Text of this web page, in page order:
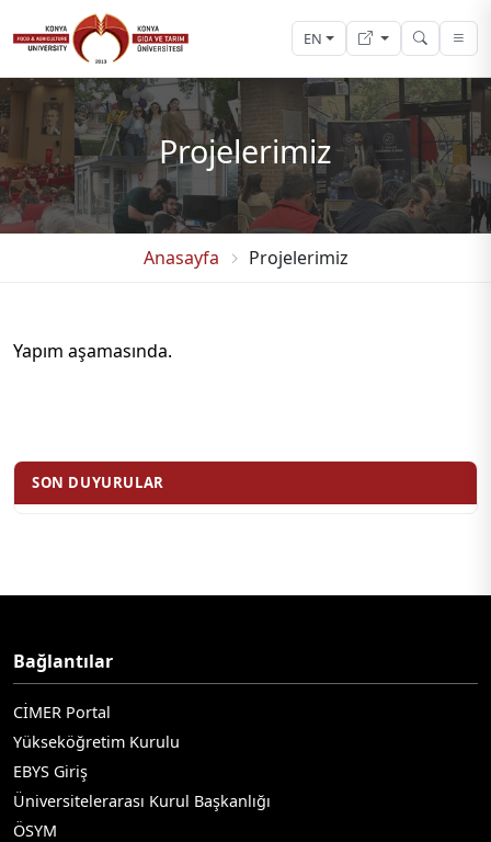
EN
Projelerimiz
Anasayfa Projelerimiz
Yapım aşamasında.
SON DUYURULAR
Bağlantılar
CİMER Portal
Yükseköğretim Kurulu
EBYS Giriş
Üniversitelerarası Kurul Başkanlığı
ÖSYM